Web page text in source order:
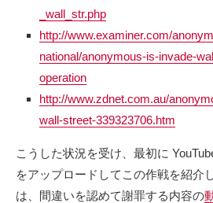
_wall_str.php
http://www.examiner.com/
national/anonymous-is-invade-
operation
http://www.zdnet.com.au/
wall-street-339323706.htm
こうした状況を受け、最初に
をアップロードしてこの作戦を紹介
は、間違いを認めて謝罪する内容の